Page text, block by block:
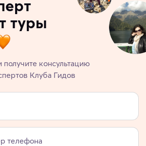
туры
получите консультацию
Клуба Гидов
телефона